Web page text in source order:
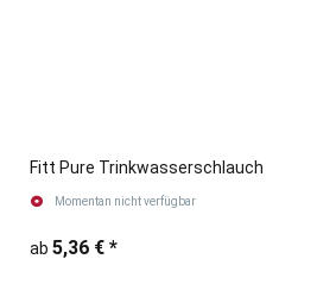
Fitt Pure Trinkwasserschlauch
Momentan nicht verfügbar
ab 5,36 € *